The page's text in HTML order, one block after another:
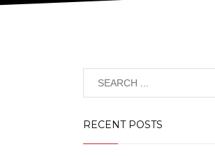
RECENT POSTS